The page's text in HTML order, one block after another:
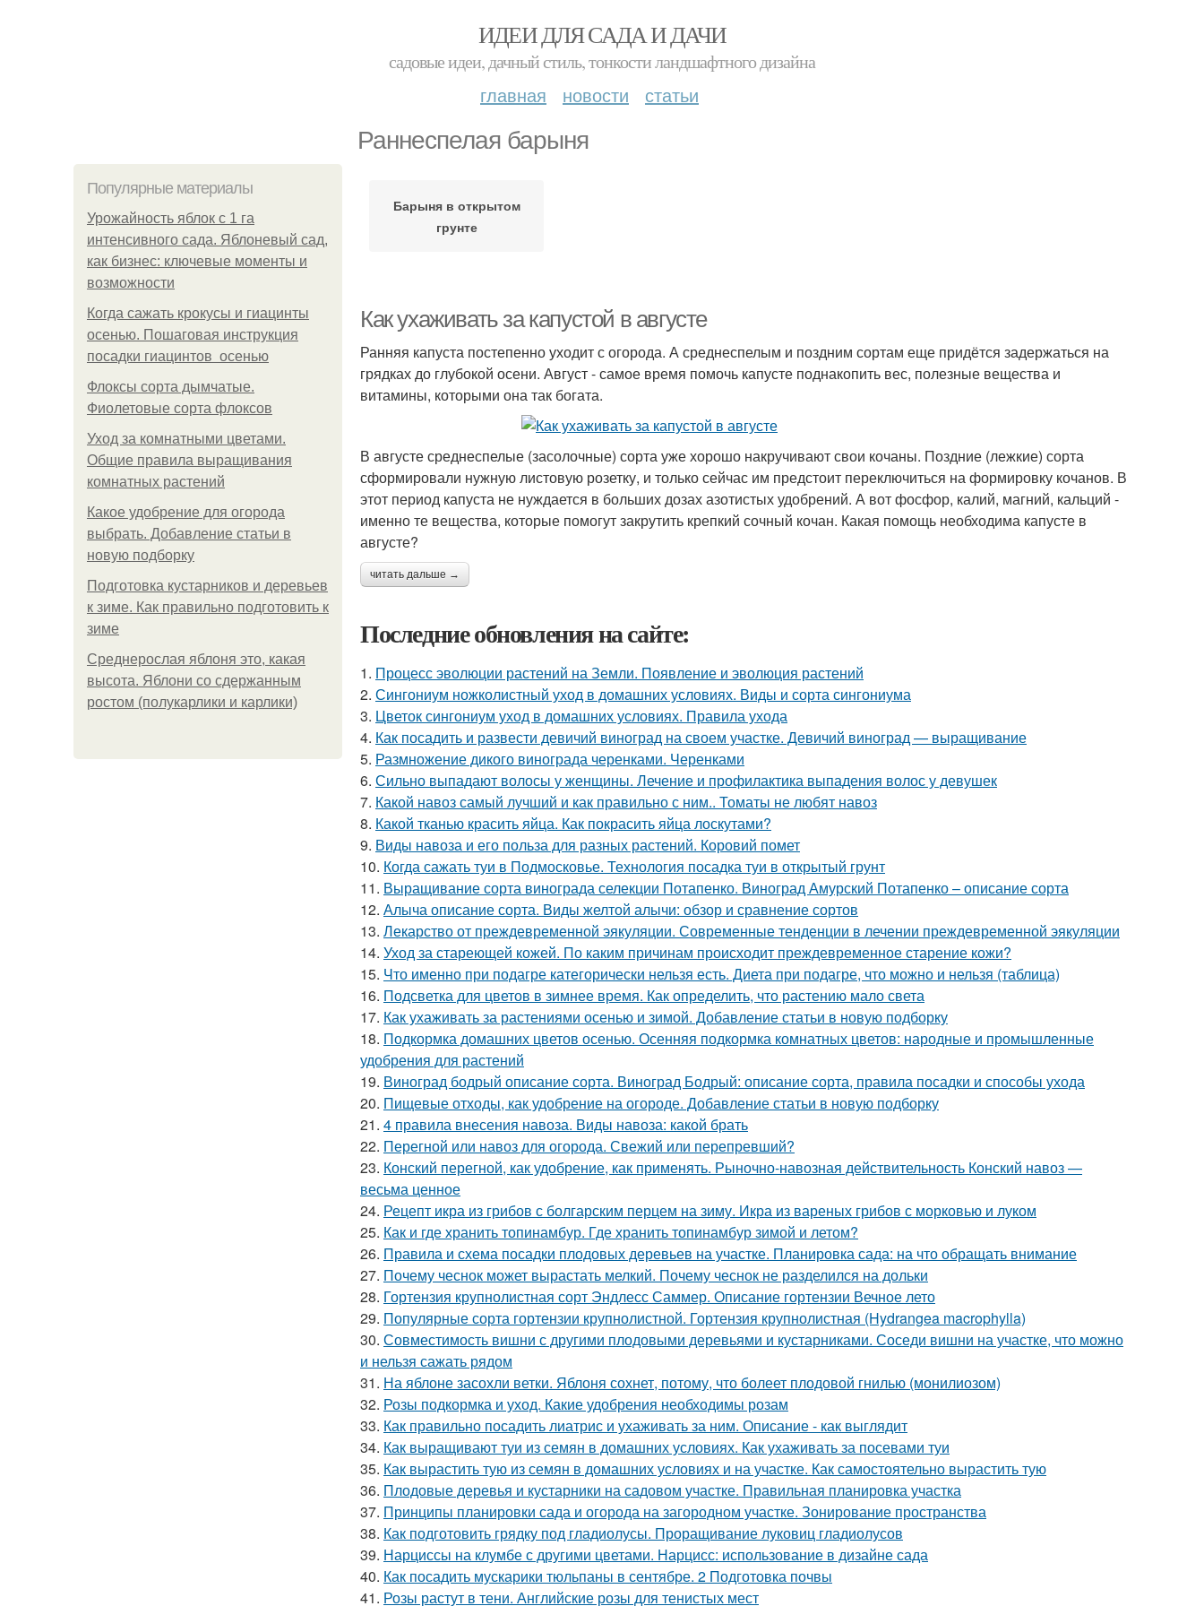
ИДЕИ ДЛЯ САДА И ДАЧИ
садовые идеи, дачный стиль, тонкости ландшафтного дизайна
главная новости статьи
Раннеспелая барыня
Популярные материалы
Урожайность яблок с 1 га
интенсивного сада. Яблоневый сад,
как бизнес: ключевые моменты и
возможности
Когда сажать крокусы и гиацинты
осенью. Пошаговая инструкция
посадки гиацинтов осенью
Флоксы сорта дымчатые.
Фиолетовые сорта флоксов
Уход за комнатными цветами.
Общие правила выращивания
комнатных растений
Какое удобрение для огорода
выбрать. Добавление статьи в
новую подборку
Подготовка кустарников и деревьев
к зиме. Как правильно подготовить к
зиме
Среднерослая яблоня это, какая
высота. Яблони со сдержанным
ростом (полукарлики и карлики)
Барыня в открытом
грунте
Как ухаживать за капустой в августе
Ранняя капуста постепенно уходит с огорода. А среднеспелым и поздним сортам еще придётся задержаться на
грядках до глубокой осени. Август - самое время помочь капусте поднакопить вес, полезные вещества и
витамины, которыми она так богата.
В августе среднеспелые (засолочные) сорта уже хорошо накручивают свои кочаны. Поздние (лежкие) сорта
сформировали нужную листовую розетку, и только сейчас им предстоит переключиться на формировку кочанов. В
этот период капуста не нуждается в больших дозах азотистых удобрений. А вот фосфор, калий, магний, кальций -
именно те вещества, которые помогут закрутить крепкий сочный кочан. Какая помощь необходима капусте в
августе?
читать дальше →
Последние обновления на сайте:
1. Процесс эволюции растений на Земли. Появление и эволюция растений
2. Сингониум ножколистный уход в домашних условиях. Виды и сорта сингониума
3. Цветок сингониум уход в домашних условиях. Правила ухода
4. Как посадить и развести девичий виноград на своем участке. Девичий виноград — выращивание
5. Размножение дикого винограда черенками. Черенками
6. Сильно выпадают волосы у женщины. Лечение и профилактика выпадения волос у девушек
7. Какой навоз самый лучший и как правильно с ним.. Томаты не любят навоз
8. Какой тканью красить яйца. Как покрасить яйца лоскутами?
9. Виды навоза и его польза для разных растений. Коровий помет
10. Когда сажать туи в Подмосковье. Технология посадка туи в открытый грунт
11. Выращивание сорта винограда селекции Потапенко. Виноград Амурский Потапенко – описание сорта
12. Алыча описание сорта. Виды желтой алычи: обзор и сравнение сортов
13. Лекарство от преждевременной эякуляции. Современные тенденции в лечении преждевременной эякуляции
14. Уход за стареющей кожей. По каким причинам происходит преждевременное старение кожи?
15. Что именно при подагре категорически нельзя есть. Диета при подагре, что можно и нельзя (таблица)
16. Подсветка для цветов в зимнее время. Как определить, что растению мало света
17. Как ухаживать за растениями осенью и зимой. Добавление статьи в новую подборку
18. Подкормка домашних цветов осенью. Осенняя подкормка комнатных цветов: народные и промышленные
удобрения для растений
19. Виноград бодрый описание сорта. Виноград Бодрый: описание сорта, правила посадки и способы ухода
20. Пищевые отходы, как удобрение на огороде. Добавление статьи в новую подборку
21. 4 правила внесения навоза. Виды навоза: какой брать
22. Перегной или навоз для огорода. Свежий или перепревший?
23. Конский перегной, как удобрение, как применять. Рыночно-навозная действительность Конский навоз —
весьма ценное
24. Рецепт икра из грибов с болгарским перцем на зиму. Икра из вареных грибов с морковью и луком
25. Как и где хранить топинамбур. Где хранить топинамбур зимой и летом?
26. Правила и схема посадки плодовых деревьев на участке. Планировка сада: на что обращать внимание
27. Почему чеснок может вырастать мелкий. Почему чеснок не разделился на дольки
28. Гортензия крупнолистная сорт Эндлесс Саммер. Описание гортензии Вечное лето
29. Популярные сорта гортензии крупнолистной. Гортензия крупнолистная (Hydrangea macrophylla)
30. Совместимость вишни с другими плодовыми деревьями и кустарниками. Соседи вишни на участке, что можно
и нельзя сажать рядом
31. На яблоне засохли ветки. Яблоня сохнет, потому, что болеет плодовой гнилью (монилиозом)
32. Розы подкормка и уход. Какие удобрения необходимы розам
33. Как правильно посадить лиатрис и ухаживать за ним. Описание - как выглядит
34. Как выращивают туи из семян в домашних условиях. Как ухаживать за посевами туи
35. Как вырастить тую из семян в домашних условиях и на участке. Как самостоятельно вырастить тую
36. Плодовые деревья и кустарники на садовом участке. Правильная планировка участка
37. Принципы планировки сада и огорода на загородном участке. Зонирование пространства
38. Как подготовить грядку под гладиолусы. Проращивание луковиц гладиолусов
39. Нарциссы на клумбе с другими цветами. Нарцисс: использование в дизайне сада
40. Как посадить мускарики тюльпаны в сентябре. 2 Подготовка почвы
41. Розы растут в тени. Английские розы для тенистых мест